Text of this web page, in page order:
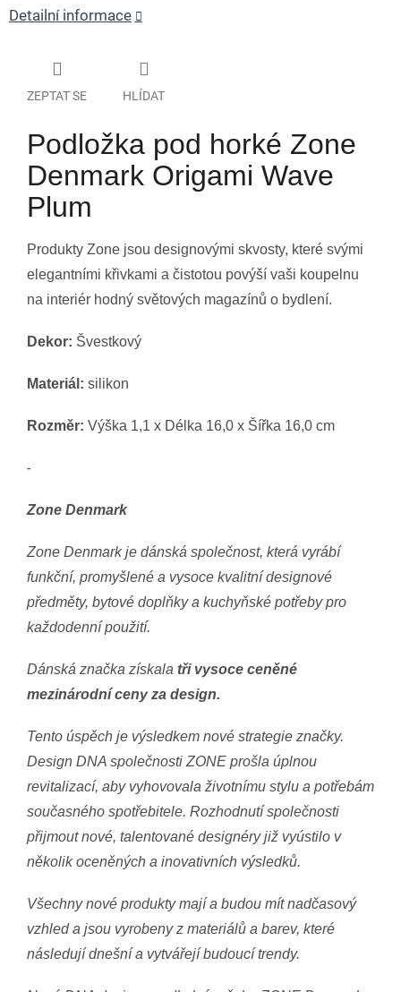
Detailní informace
ZEPTAT SE HLÍDAT
Podložka pod horké Zone
Denmark Origami Wave
Plum
Produkty Zone jsou designovými skvosty, které svými
elegantními křivkami a čistotou povýší vaši koupelnu
na interiér hodný světových magazínů o bydlení.
Dekor: Švestkový
Materiál: silikon
Rozměr: Výška 1,1 x Délka 16,0 x Šířka 16,0 cm
-
Zone Denmark
Zone Denmark je dánská společnost, která vyrábí
funkční, promyšlené a vysoce kvalitní designové
předměty, bytové doplňky a kuchyňské potřeby pro
každodenní použití.
Dánská značka získala tři vysoce ceněné
mezinárodní ceny za design.
Tento úspěch je výsledkem nové strategie značky.
Design DNA společnosti ZONE prošla úplnou
revitalizací, aby vyhovovala životnímu stylu a potřebám
současného spotřebitele. Rozhodnutí společnosti
přijmout nové, talentované designéry již vyústilo v
několik oceněných a inovativních výsledků.
Všechny nové produkty mají a budou mít nadčasový
vzhled a jsou vyrobeny z materiálů a barev, které
následují dnešní a vytvářejí budoucí trendy.